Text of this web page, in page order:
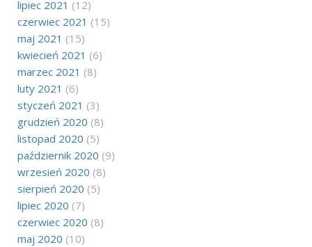
lipiec 2021 (12)
czerwiec 2021 (15)
maj 2021 (15)
kwiecień 2021 (6)
marzec 2021 (8)
luty 2021 (6)
styczeń 2021 (3)
grudzień 2020 (8)
listopad 2020 (5)
październik 2020 (9)
wrzesień 2020 (8)
sierpień 2020 (5)
lipiec 2020 (7)
czerwiec 2020 (8)
maj 2020 (10)